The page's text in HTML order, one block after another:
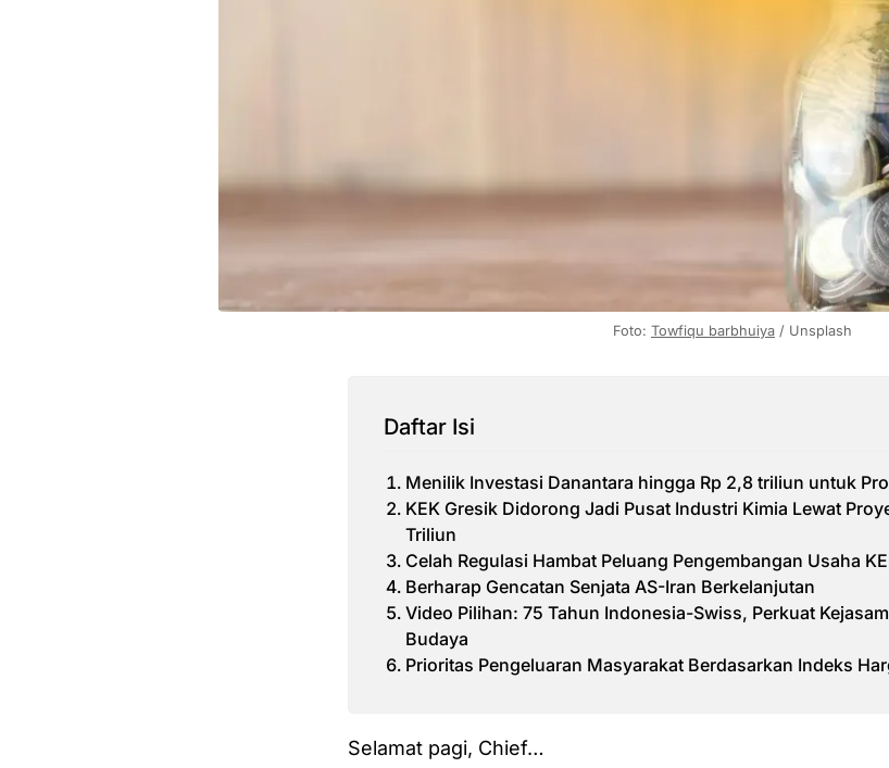
Foto: Towfiqu barbhuiya / Unsplash
Daftar Isi
Menilik Investasi Danantara hingga Rp 2,8 triliun untuk
KEK Gresik Didorong Jadi Pusat Industri Kimia Lewat
Triliun
Celah Regulasi Hambat Peluang Pengembangan Usaha
Berharap Gencatan Senjata AS-Iran Berkelanjutan
Video Pilihan: 75 Tahun Indonesia-Swiss, Perkuat
Budaya
Prioritas Pengeluaran Masyarakat Berdasarkan Indeks
Selamat pagi, Chief…